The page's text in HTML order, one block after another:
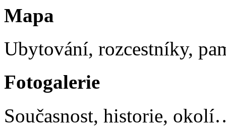
Mapa
Ubytování, rozcestníky,
Fotogalerie
Současnost, historie,